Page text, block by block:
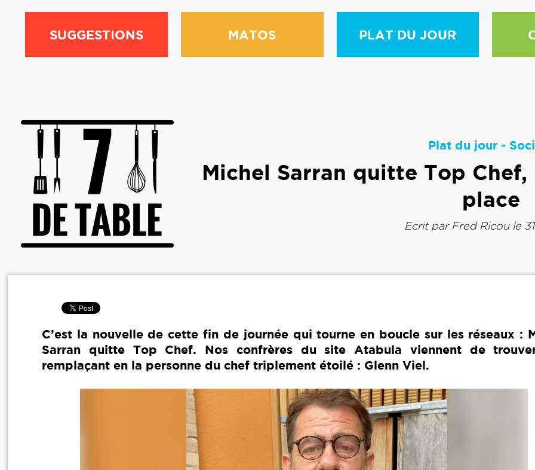
SUGGESTIONS MATOS PLAT DU JOUR
Plat du jour-
Michel Sarran quitte Top
place
Ecrit par Fred Ricoule
C’est la nouvelle de cette fin de journée qui tourne en boucle sur les réseaux :
Sarran quitte Top Chef. Nos confrères du site Atabula viennent de
remplaçant en la personne du chef triplement étoilé : Glenn Viel.